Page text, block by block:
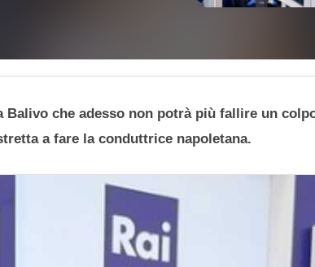
che adesso non potrà più fallire un
a fare la conduttrice napoletana.